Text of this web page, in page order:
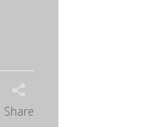
Share